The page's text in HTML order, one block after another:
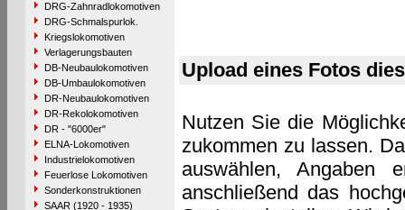
DRG-Zahnradlokomotiven
DRG-Schmalspurlok.
Kriegslokomotiven
Verlagerungsbauten
DB-Neubaulokomotiven
DB-Umbaulokomotiven
DR-Neubaulokomotiven
DR-Rekolokomotiven
DR - "6000er"
ELNA-Lokomotiven
Industrielokomotiven
Feuerlose Lokomotiven
Sonderkonstruktionen
SAAR (1920 - 1935)
Upload eines Fotos
Nutzen Sie die
zukommen zu lassen.
auswählen, Angaben
anschließend das